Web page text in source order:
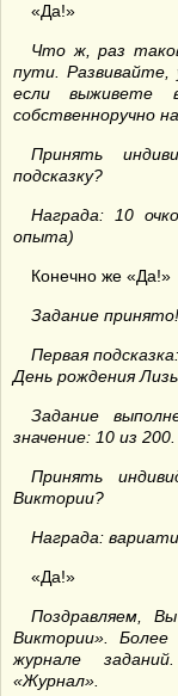
«Да!»
Что ж, раз
пути. Развивайте,
если выживете
собственноручно
Принять
подсказку?
Награда: 10
опыта)
Конечно же «Да!»
Задание принято!
Первая
День рождения
Задание
значение: 10 из 200.
Принять
Виктории?
Награда:
«Да!»
Поздравляем,
Виктории».
журнале
«Журнал».